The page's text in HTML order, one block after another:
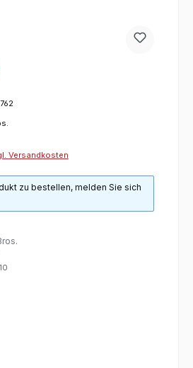
Versandkosten
zu bestellen, melden Sie sich